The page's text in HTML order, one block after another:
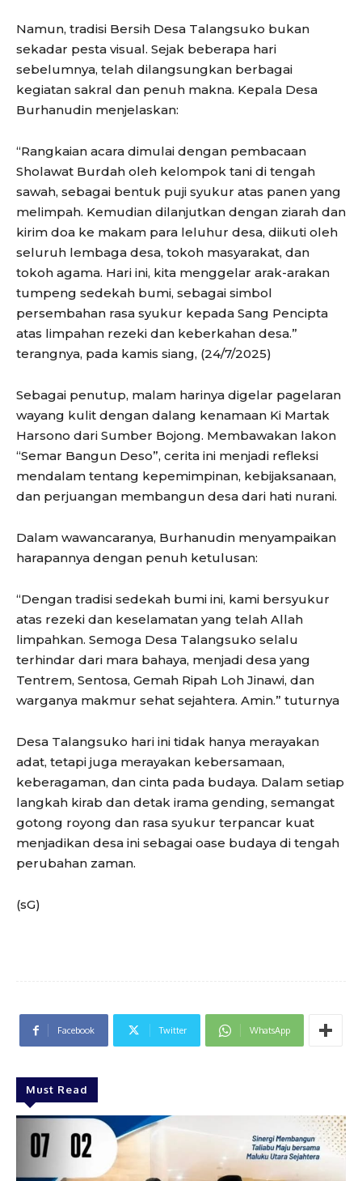
Namun, tradisi Bersih Desa Talangsuko bukan
sekadar pesta visual. Sejak beberapa hari
sebelumnya, telah dilangsungkan berbagai
kegiatan sakral dan penuh makna. Kepala Desa
Burhanudin menjelaskan:
“Rangkaian acara dimulai dengan pembacaan
Sholawat Burdah oleh kelompok tani di tengah
sawah, sebagai bentuk puji syukur atas panen yang
melimpah. Kemudian dilanjutkan dengan ziarah dan
kirim doa ke makam para leluhur desa, diikuti oleh
seluruh lembaga desa, tokoh masyarakat, dan
tokoh agama. Hari ini, kita menggelar arak-arakan
tumpeng sedekah bumi, sebagai simbol
persembahan rasa syukur kepada Sang Pencipta
atas limpahan rezeki dan keberkahan desa.”
terangnya, pada kamis siang, (24/7/2025)
Sebagai penutup, malam harinya digelar pagelaran
wayang kulit dengan dalang kenamaan Ki Martak
Harsono dari Sumber Bojong. Membawakan lakon
“Semar Bangun Deso”, cerita ini menjadi refleksi
mendalam tentang kepemimpinan, kebijaksanaan,
dan perjuangan membangun desa dari hati nurani.
Dalam wawancaranya, Burhanudin menyampaikan
harapannya dengan penuh ketulusan:
“Dengan tradisi sedekah bumi ini, kami bersyukur
atas rezeki dan keselamatan yang telah Allah
limpahkan. Semoga Desa Talangsuko selalu
terhindar dari mara bahaya, menjadi desa yang
Tentrem, Sentosa, Gemah Ripah Loh Jinawi, dan
warganya makmur sehat sejahtera. Amin.” tuturnya
Desa Talangsuko hari ini tidak hanya merayakan
adat, tetapi juga merayakan kebersamaan,
keberagaman, dan cinta pada budaya. Dalam setiap
langkah kirab dan detak irama gending, semangat
gotong royong dan rasa syukur terpancar kuat
menjadikan desa ini sebagai oase budaya di tengah
perubahan zaman.
(sG)
Facebook Twitter WhatsApp
Must Read